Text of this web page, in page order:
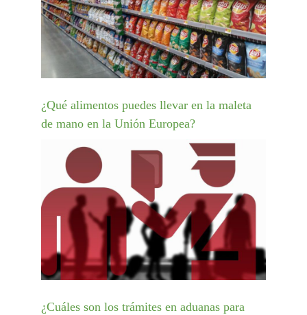
¿Qué alimentos puedes llevar en la maleta
de mano en la Unión Europea?
¿Cuáles son los trámites en aduanas para